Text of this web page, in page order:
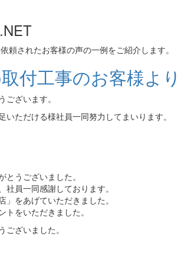
頼されたお客様の声の一例をご紹介します。
付工事のお客様より
ざいます。
ただける様社員一同努力してまいります。
とうございました。
員一同感謝しております。
をあげていただきました。
をいただきました。
ざいました。